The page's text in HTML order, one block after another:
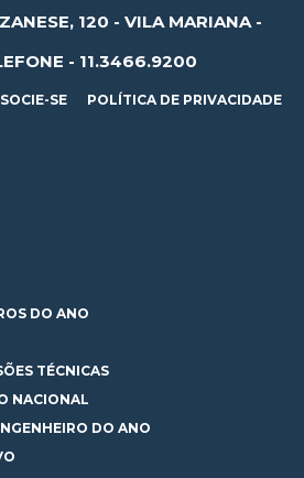
120 - VILA MARIANA -
- 11.3466.9200
SE POLÍTICA DE PRIVACIDADE
DO ANO
TÉCNICAS
NACIONAL
DO ANO